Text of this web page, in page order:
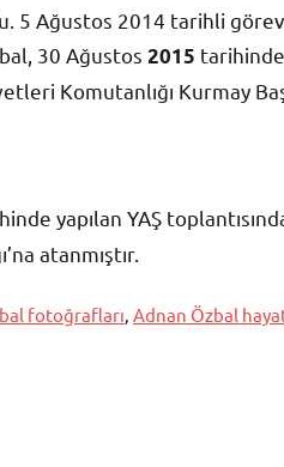
5 Ağustos 2014 tarihli
30 Ağustos 2015
Komutanlığı Kurmay
yapılan YAŞ
atanmıştır.
fotoğrafları, Adnan Özbal